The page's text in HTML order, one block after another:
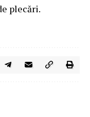
plecări.